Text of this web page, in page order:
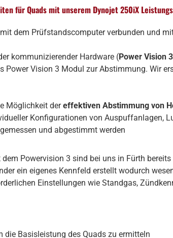
für Quads mit unserem Dynojet 250iX
dem Prüfstandscomputer verbunden und
kommunizierender Hardware (Power Vision
Power Vision 3 Modul zur Abstimmung. Wir
Möglichkeit dereffektiven Abstimmung von
Konfigurationen von Auspuffanlagen,
und abgestimmt werden
Powervision 3 sind bei uns in Fürth bereits
ein eigenes Kennfeld erstellt wodurch
Einstellungen wie Standgas,
die Basisleistung des Quads zu ermitteln